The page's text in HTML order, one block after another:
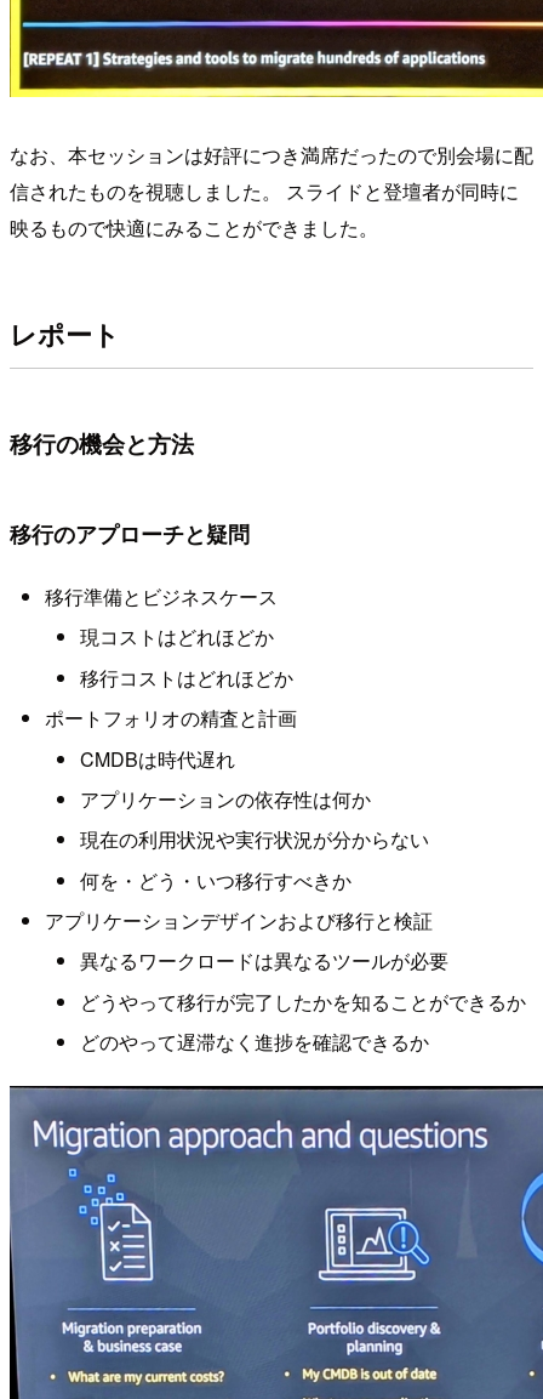
なお、本セッションは好評につき満席だったので別会場に配
信されたものを視聴しました。 スライドと登壇者が同時に
映るもので快適にみることができました。
レポート
移行の機会と方法
移行のアプローチと疑問
移行準備とビジネスケース
現コストはどれほどか
移行コストはどれほどか
ポートフォリオの精査と計画
CMDBは時代遅れ
アプリケーションの依存性は何か
現在の利用状況や実行状況が分からない
何を・どう・いつ移行すべきか
アプリケーションデザインおよび移行と検証
異なるワークロードは異なるツールが必要
どうやって移行が完了したかを知ることができるか
どのやって遅滞なく進捗を確認できるか